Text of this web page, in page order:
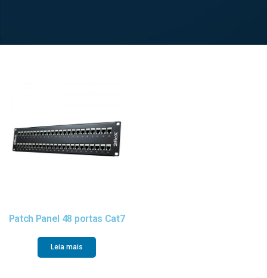
Patch Panel 48 portas Cat7
Leia mais